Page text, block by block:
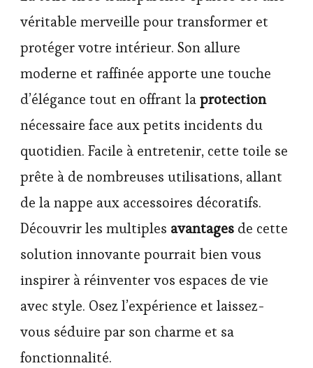
véritable merveille pour transformer et
protéger votre intérieur. Son allure
moderne et raffinée apporte une touche
d’élégance tout en offrant laprotection
nécessaire face aux petits incidents du
quotidien. Facile à entretenir, cette toile se
prête à de nombreuses utilisations, allant
de la nappe aux accessoires décoratifs.
Découvrir les multiples avantages de cette
solution innovante pourrait bien vous
inspirer à réinventer vos espaces de vie
avec style. Osez l’expérience et laissez-
vous séduire par son charme et sa
fonctionnalité.